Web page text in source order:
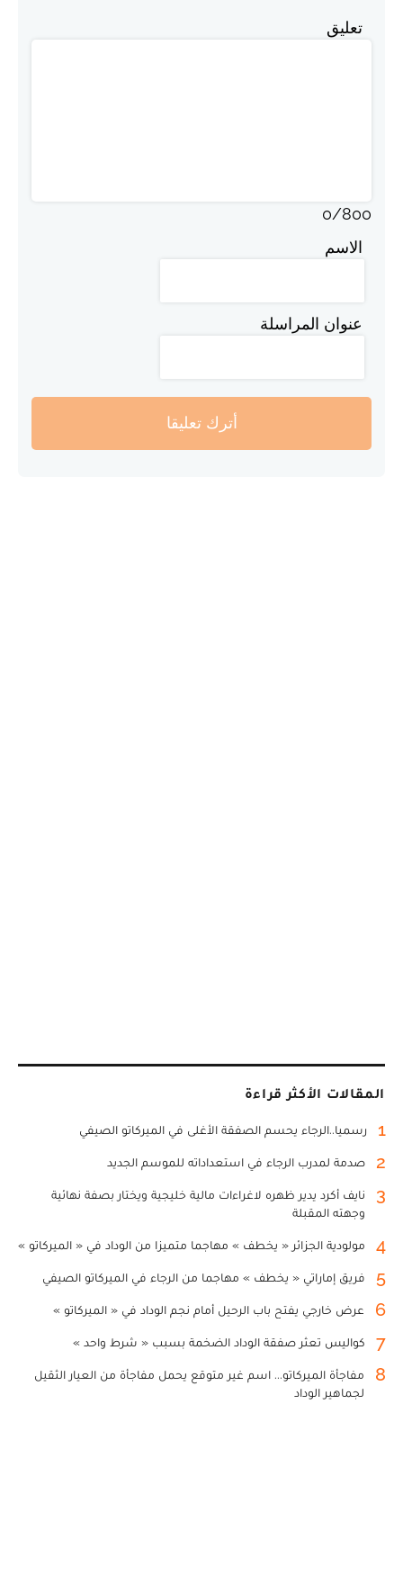
تعليق
0/800
الاسم
عنوان المراسلة
أترك تعليقا
المقالات الأكثر قراءة
1 رسميا..الرجاء يحسم الصفقة الأغلى في الميركاتو الصيفي
2 صدمة لمدرب الرجاء في استعداداته للموسم الجديد
3
نايف أكرد يدير ظهره لاغراءات مالية خليجية ويختار بصفة نهائية
وجهته المقبلة
4 مولودية الجزائر « يخطف » مهاجما متميزا من الوداد في « الميركاتو »
5 فريق إماراتي « يخطف » مهاجما من الرجاء في الميركاتو الصيفي
6 عرض خارجي يفتح باب الرحيل أمام نجم الوداد في « الميركاتو »
7 كواليس تعثر صفقة الوداد الضخمة بسبب « شرط واحد »
8
مفاجأة الميركاتو... اسم غير متوقع يحمل مفاجأة من العيار الثقيل
لجماهير الوداد